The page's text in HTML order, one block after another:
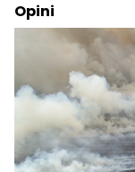
Opini